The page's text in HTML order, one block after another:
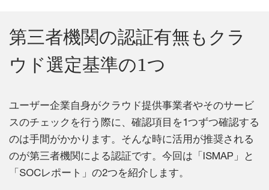
第三者機関の認証有無もクラ
ウド選定基準の1つ
ユーザー企業自身がクラウド提供事業者やそのサービ
スのチェックを行う際に、確認項目を1つずつ確認する
のは手間がかかります。そんな時に活用が推奨される
のが第三者機関による認証です。今回は「ISMAP」と
「SOCレポート」の2つを紹介します。